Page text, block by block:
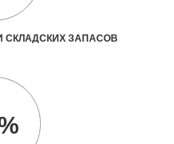
СКЛАДСКИХ ЗАПАСОВ